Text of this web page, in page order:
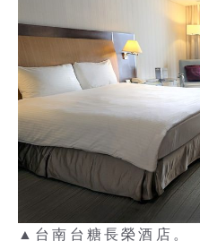
▲台南台糖長榮酒店。